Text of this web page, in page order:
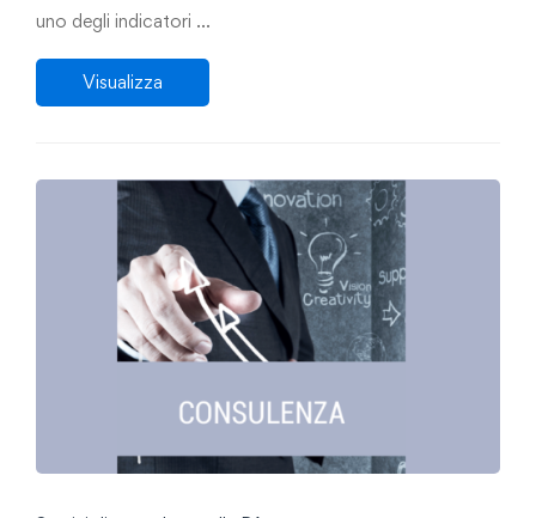
velocizzare le attività di riscossione
uno degli indicatori …
Visualizza